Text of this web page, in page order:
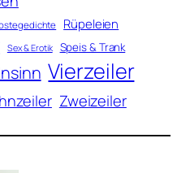
Rüpeleien
Sex & Erotik Speis & Trank
Vierzeiler
Zweizeiler